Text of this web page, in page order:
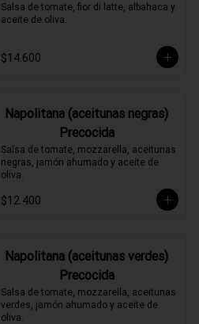
Salsa de tomate, fior di latte, albahaca y
aceite de oliva.
$14.600
Napolitana (aceitunas negras)
Precocida
Salsa de tomate, mozzarella, aceitunas
negras, jamón ahumado y aceite de
oliva.
$12.400
Napolitana (aceitunas verdes)
Precocida
Salsa de tomate, mozzarella, aceitunas
verdes, jamón ahumado y aceite de
oliva.